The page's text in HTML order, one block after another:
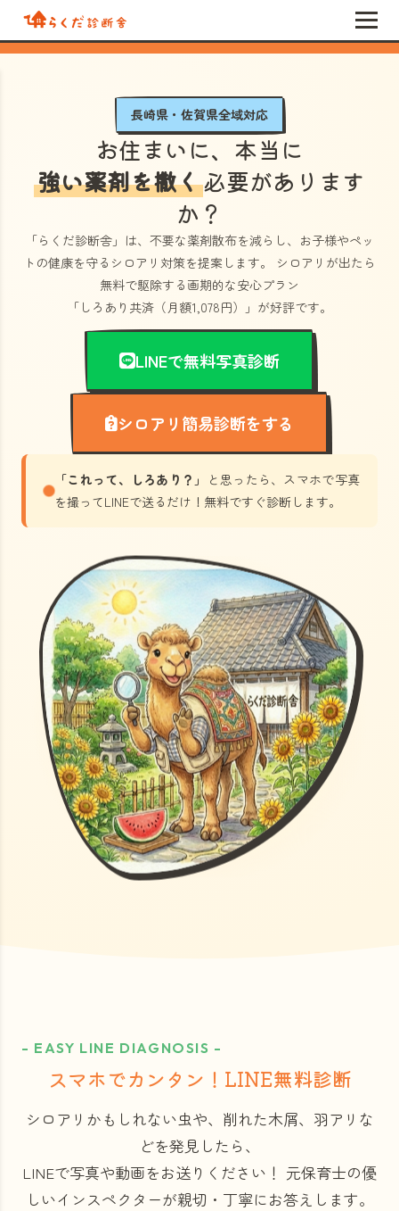
長崎県・佐賀県全域対応
お住まいに、本当に
強い薬剤を撒く必要があります
か？
「らくだ診断舎」 は、不要な薬剤散布を減らし、お子様やペッ
トの健康を守るシロアリ対策を提案します。 シロアリが出たら
無料で駆除する画期的な安心プラン
「しろあり共済（月額1,078円）」 が好評です。
LINEで無料写真診断
シロアリ簡易診断をする
「これって、しろあり？」
と思ったら、スマホで写真
を撮ってLINEで送るだけ！無料ですぐ診断します。
- EASY LINE DIAGNOSIS -
スマホでカンタン！LINE無料診断
シロアリかもしれない虫や、削れた木屑、羽アリな
どを発見したら、
LINEで写真や動画をお送りください！ 元保育士の優
しいインスペクターが親切・丁寧にお答えします。